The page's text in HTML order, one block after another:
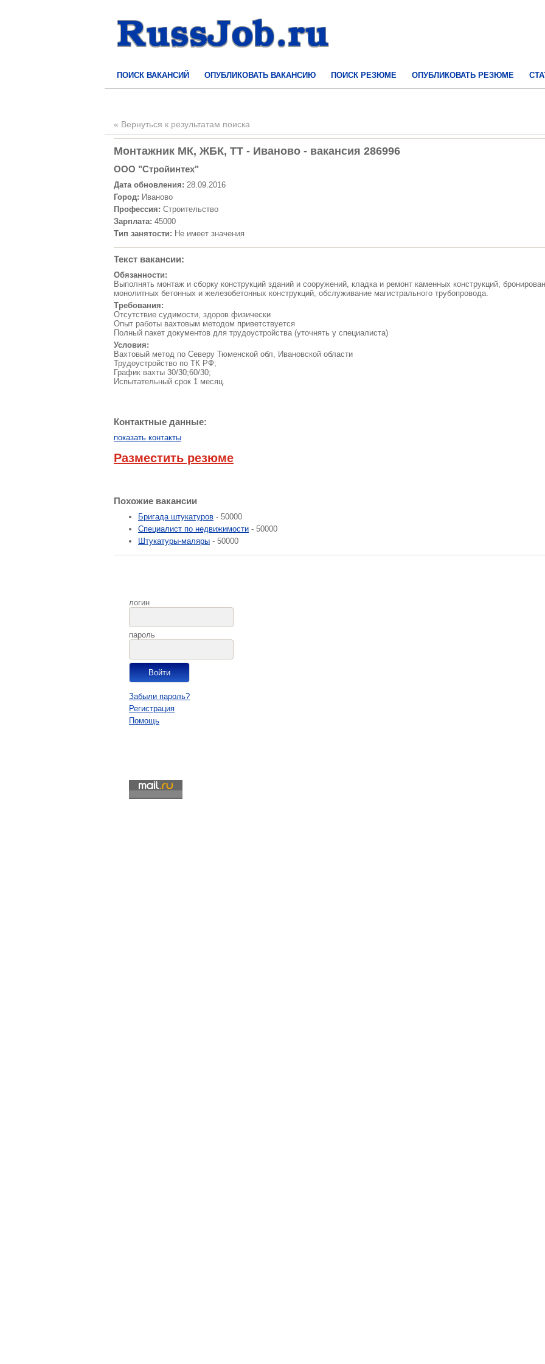
ПОИСК ВАКАНСИЙ ОПУБЛИКОВАТЬ ВАКАНСИЮ ПОИСК РЕЗЮМЕ ОПУБЛИКОВАТЬ РЕЗЮМЕ
« Вернуться к результатам поиска
Монтажник МК, ЖБК, ТТ - Иваново - вакансия 286996
ООО "Стройинтех"
Дата обновления: 28.09.2016
Город: Иваново
Профессия: Строительство
Зарплата: 45000
Тип занятости: Не имеет значения
Текст вакансии:
Обязанности:
Выполнять монтаж и сборку конструкций зданий и сооружений, кладка и ремонт каменных конструкций,
монолитных бетонных и железобетонных конструкций, обслуживание магистрального трубопровода.
Требования:
Отсутствие судимости, здоров физически
Опыт работы вахтовым методом приветствуется
Полный пакет документов для трудоустройства (уточнять у специалиста)
Условия:
Вахтовый метод по Северу Тюменской обл, Ивановской области
Трудоустройство по ТК РФ;
График вахты 30/30;60/30;
Испытательный срок 1 месяц.
Контактные данные:
показать контакты
Разместить резюме
Похожие вакансии
Бригада штукатуров - 50000
Специалист по недвижимости - 50000
Штукатуры-маляры - 50000
логин
пароль
Забыли пароль?
Регистрация
Помощь